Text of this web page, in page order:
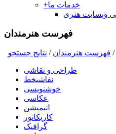
+خدمات ما
وبسایت هنری
فهرست هنرمندان
/ فهرست هنرمندان / نتايج جستجو
طراحی و نقاشی
نقاشیخط
خوشنویسی
عکاسی
انیمیشن
کاریکاتور
گرافیک